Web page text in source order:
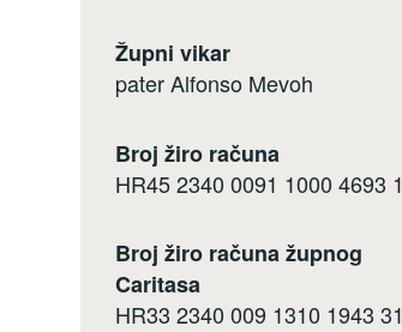
Župni vikar
pater Alfonso Mevoh
Broj žiro računa
HR45 2340 0091 1000 4693 1
Broj žiro računa župnog
Caritasa
HR33 2340 009 1310 1943 31